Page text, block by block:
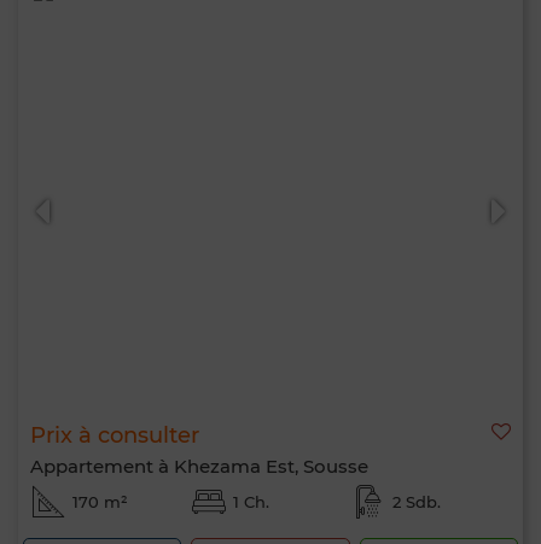
Prix à consulter
Appartement à Khezama Est, Sousse
170 m² 1 Ch. 2 Sdb.